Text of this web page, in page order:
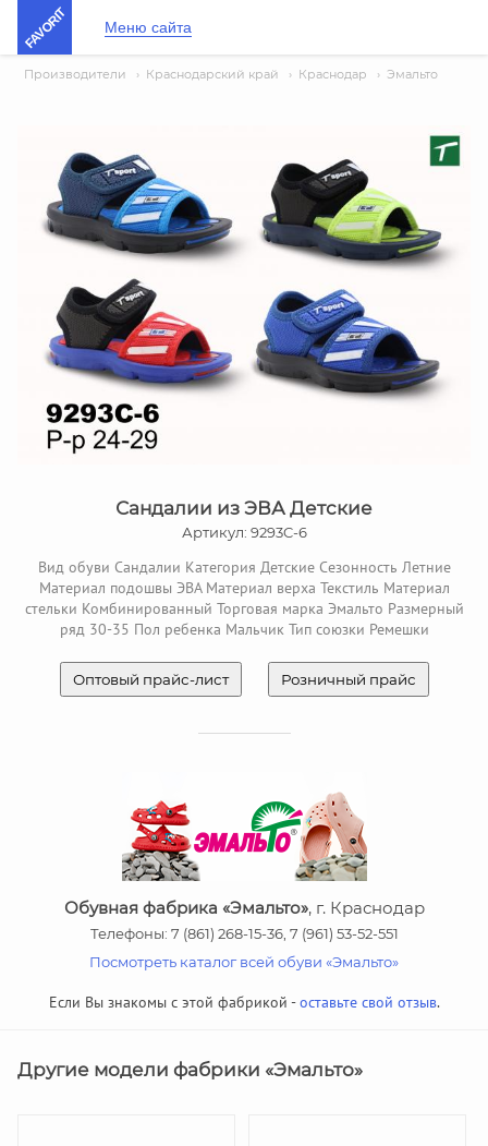
FAVORIT Меню сайта
Производители › Краснодарский край › Краснодар › Эмальто
Сандалии из ЭВА Детские
Артикул: 9293C-6
Вид обуви Сандалии Категория Детские Сезонность Летние
Материал подошвы ЭВА Материал верха Текстиль Материал
стельки Комбинированный Торговая марка Эмальто Размерный
ряд 30-35 Пол ребенка Мальчик Тип союзки Ремешки
Оптовый прайс-лист Розничный прайс
Обувная фабрика «Эмальто», г. Краснодар
Телефоны: 7 (861) 268-15-36, 7 (961) 53-52-551
Посмотреть каталог всей обуви «Эмальто»
Если Вы знакомы с этой фабрикой -оставьте свой отзыв.
Другие модели фабрики «Эмальто»